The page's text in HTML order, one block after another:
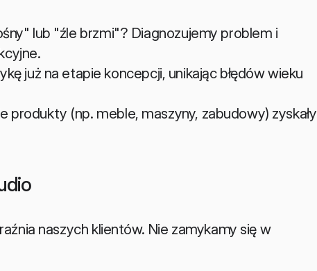
lub "źle brzmi"? Diagnozujemy problem i
już na etapie koncepcji, unikając błędów wieku
produkty (np. meble, maszyny, zabudowy) zyskały
naszych klientów. Nie zamykamy się w